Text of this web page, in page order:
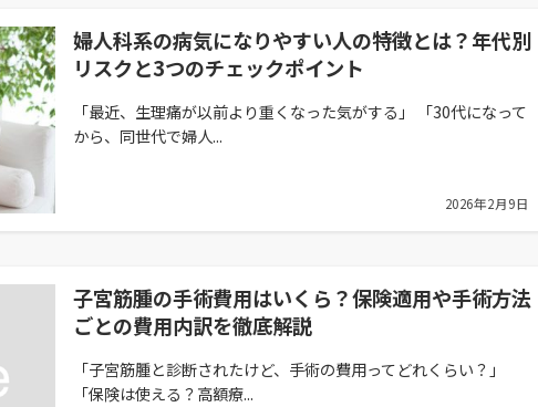
婦人科系の病気になりやすい人の特徴とは？年代別
リスクと3つのチェックポイント
「最近、生理痛が以前より重くなった気がする」 「30代になって
から、同世代で婦人...
2026年2月9日
子宮筋腫の手術費用はいくら？保険適用や手術方法
ごとの費用内訳を徹底解説
「子宮筋腫と診断されたけど、手術の費用ってどれくらい？」
「保険は使える？高額療...